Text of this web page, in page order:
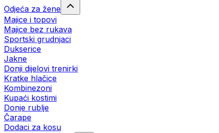
Odjeća za žene
Majice i topovi
Majice bez rukava
Sportski grudnjaci
Dukserice
Jakne
Donji dijelovi trenirki
Kratke hlačice
Kombinezoni
Kupaći kostimi
Donje rublje
Čarape
Dodaci za kosu